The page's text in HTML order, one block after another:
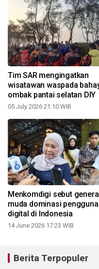
Tim SAR mengingatkan
wisatawan waspada
ombak pantai selatan DIY
05 July 2026 21:10 WIB
Menkomdigi sebut
muda dominasi pengguna
digital di Indonesia
14 June 2026 17:23 WIB
Berita Terpopuler